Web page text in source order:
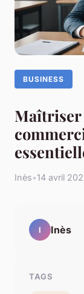
BUSINESS
Maîtriser
Inès•14 avril
I Inès
TAGS